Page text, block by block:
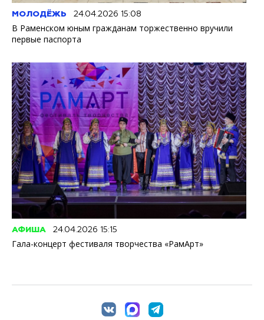
МОЛОДЁЖЬ 24.04.2026 15:08
В Раменском юным гражданам торжественно вручили
первые паспорта
АФИША 24.04.2026 15:15
Гала-концерт фестиваля творчества «РамАрт»